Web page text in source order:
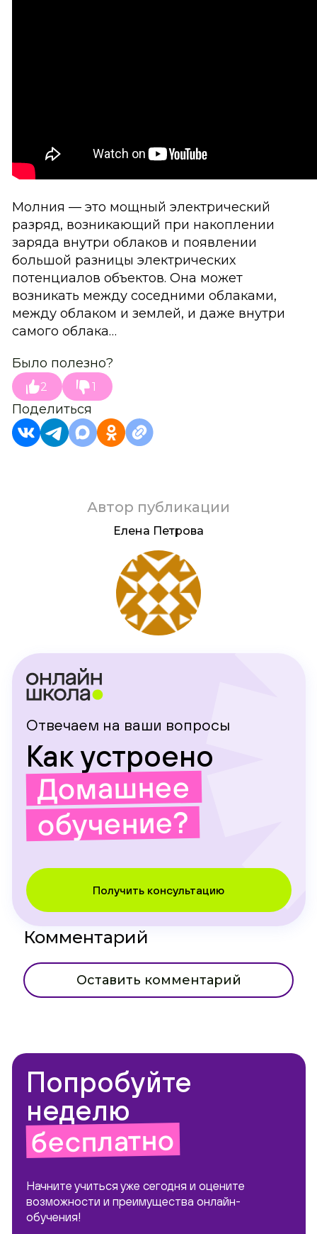
Молния — это мощный электрический
разряд, возникающий при накоплении
заряда внутри облаков и появлении
большой разницы электрических
потенциалов объектов. Она может
возникать между соседними облаками,
между облаком и землей, и даже внутри
самого облака…
Было полезно?
2 1
Поделиться
Автор публикации
Елена Петрова
Отвечаем на ваши вопросы
Как устроено
Домашнее
обучение?
Получить консультацию
Комментарий
Оставить комментарий
Попробуйте
неделю
бесплатно
Начните учиться уже сегодня и оцените
возможности и преимущества онлайн-
обучения!